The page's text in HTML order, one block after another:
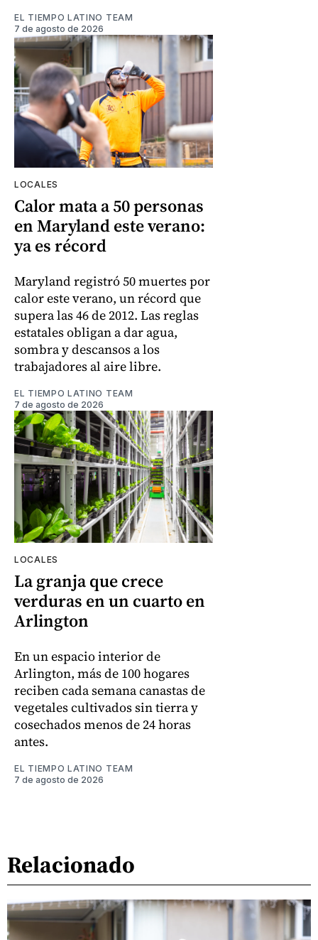
EL TIEMPO LATINO TEAM
7 de agosto de 2026
LOCALES
Calor mata a 50 personas
en Maryland este verano:
ya es récord
Maryland registró 50 muertes por
calor este verano, un récord que
supera las 46 de 2012. Las reglas
estatales obligan a dar agua,
sombra y descansos a los
trabajadores al aire libre.
EL TIEMPO LATINO TEAM
7 de agosto de 2026
LOCALES
La granja que crece
verduras en un cuarto en
Arlington
En un espacio interior de
Arlington, más de 100 hogares
reciben cada semana canastas de
vegetales cultivados sin tierra y
cosechados menos de 24 horas
antes.
EL TIEMPO LATINO TEAM
7 de agosto de 2026
Relacionado